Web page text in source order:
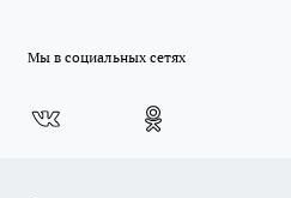
Мы в социальных сетях